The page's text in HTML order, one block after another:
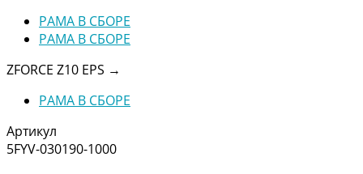
РАМА В СБОРЕ
РАМА В СБОРЕ
ZFORCE Z10 EPS →
РАМА В СБОРЕ
Артикул
5FYV-030190-1000